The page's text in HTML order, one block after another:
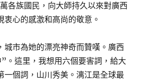
各族國民，向大師持久以來對廣西
衷心的感激和高尚的敬意。
城市為她的漂亮神奇而贊嘆。廣西
。這里，我想用六個要害詞，給大
一個詞，山川秀美。漓江是全球最